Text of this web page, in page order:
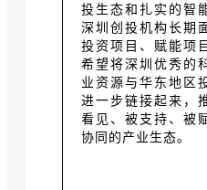
投生态和扎实的智
深圳创投机构长期
投资项目、赋能项
希望将深圳优秀的
业资源与华东地区
进一步链接起来，
看见、被支持、被
协同的产业生态。